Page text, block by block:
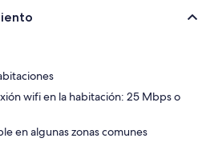
wifi en la habitación: 25 Mbps o
en algunas zonas comunes